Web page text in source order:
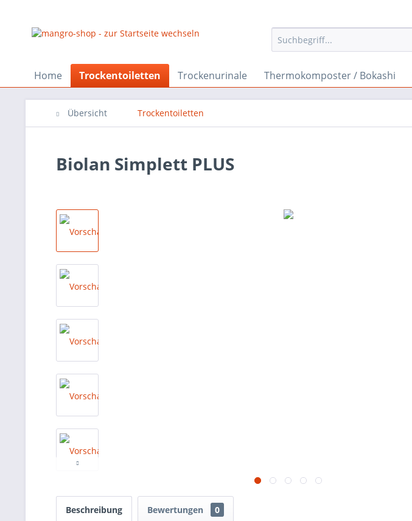
Home Trockentoiletten Trockenurinale Thermokomposter / Bokashi
Übersicht Trockentoiletten
Biolan Simplett PLUS
Beschreibung Bewertungen 0